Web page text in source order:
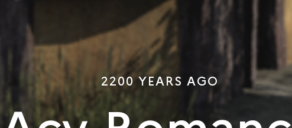
2200 YEARS AGO